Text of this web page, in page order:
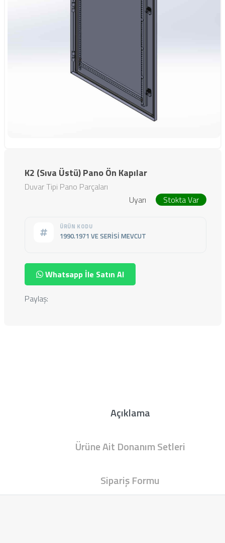
K2 (Sıva Üstü) Pano Ön Kapılar
Duvar Tipi Pano Parçaları
Uyarı
Stokta Var
ÜRÜN KODU
1990.1971 VE SERISI MEVCUT
Whatsapp İle Satın Al
Paylaş:
Açıklama
Ürüne Ait Donanım Setleri
Sipariş Formu